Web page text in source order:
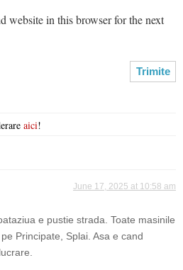
website in this browser for the next
aici!
June 17, 2025 at 10:58 am
e pustie strada. Toate masinile
Principate, Splai. Asa e cand